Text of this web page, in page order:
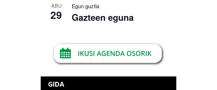
ABU
29
Egun guztia
Gazteen eguna
GIDA